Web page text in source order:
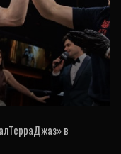
раз стал
в